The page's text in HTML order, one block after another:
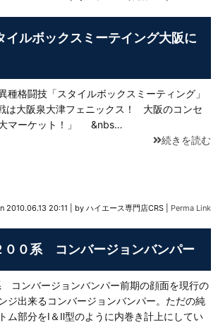
イルボックスミーテイング大阪に
種格闘技「スタイルボックスミーティング」
は大阪泉大津フェニックス！ 大阪のコンセ
大マーケット！」 &nbs…
続きを読む
2010.06.13 20:11 by ハイエース専門店CRS Perma Link
００系 コンバージョンバンパー
コンバージョンバンパー前期の顔面を現行の
ジ出来るコンバージョンバンパー。ただの純
ム部分をⅠ＆Ⅱ型のように内巻き計上にしてい